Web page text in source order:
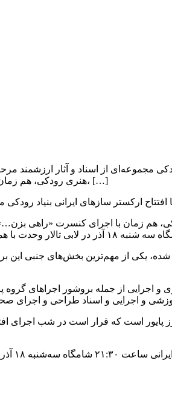
مجموعه‌ای از اسناد و آثار ارزشمند
هنری رودکی، هم زمان با اجرای کنسرت «راهی بزن…» توسط ارکستر سازهای ایرانی بنیاد رودکی و در گرامیداشت مرحوم فرامرز پایور، […]
هم زمان با اجرای کنسرت «راهی
پایور به نمایش درمی‌آید.
شده، یکی از مهم‌ترین بخش‌های جنبی
اجرایی از جمله بروشور اجراهای
و اجرایی و اسناد طراحی و اجرای
پایور است که قرار است در شب اجرای
به سامانه «هنر تیکت» مراجعه کنند.